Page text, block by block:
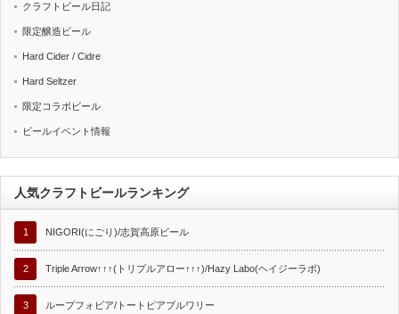
クラフトビール日記
限定醸造ビール
Hard Cider / Cidre
Hard Seltzer
限定コラボビール
ビールイベント情報
人気クラフトビールランキング
1 NIGORI(にごり)/志賀高原ビール
2 Triple Arrow↑↑↑(トリプルアロー↑↑↑)/Hazy Labo(ヘイジーラボ)
3 ループフォビア/トートピアブルワリー